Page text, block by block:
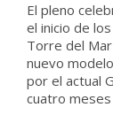
El pleno
el inicio de
Torre del
nuevo
por el actual
cuatro